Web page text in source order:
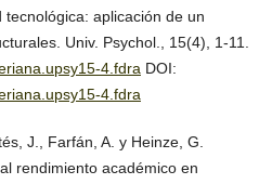
aplicación de un
Univ. Psychol., 15(4), 1-11.
4.fdra DOI:
4.fdra
J., Farfán, A. y Heinze, G.
rendimiento académico en